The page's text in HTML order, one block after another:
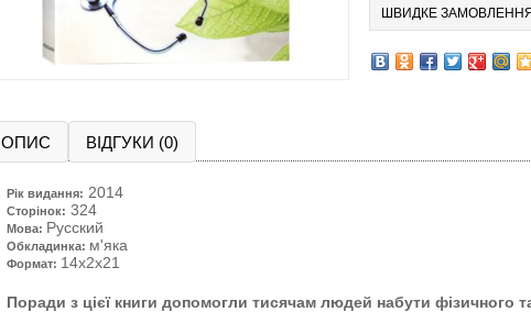
ШВИДКЕ ЗАМОВЛЕННЯ
ОПИС ВІДГУКИ (0)
Рік видання: 2014
Сторінок: 324
Мова: Русский
Обкладинка: м'яка
Формат: 14x2x21
Поради з цієї книги допомогли тисячам людей набути фізичного